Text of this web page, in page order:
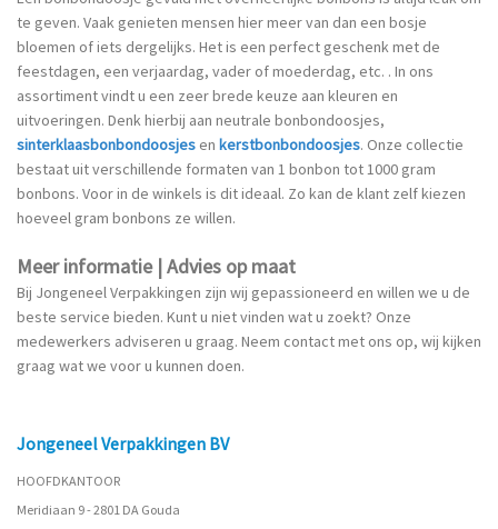
te geven. Vaak genieten mensen hier meer van dan een bosje
bloemen of iets dergelijks. Het is een perfect geschenk met de
feestdagen, een verjaardag, vader of moederdag, etc. . In ons
assortiment vindt u een zeer brede keuze aan kleuren en
uitvoeringen. Denk hierbij aan neutrale bonbondoosjes,
sinterklaasbonbondoosjes en kerstbonbondoosjes. Onze collectie
bestaat uit verschillende formaten van 1 bonbon tot 1000 gram
bonbons. Voor in de winkels is dit ideaal. Zo kan de klant zelf kiezen
hoeveel gram bonbons ze willen.
Meer informatie | Advies op maat
Bij Jongeneel Verpakkingen zijn wij gepassioneerd en willen we u de
beste service bieden. Kunt u niet vinden wat u zoekt? Onze
medewerkers adviseren u graag. Neem contact met ons op, wij kijken
graag wat we voor u kunnen doen.
Jongeneel Verpakkingen BV
HOOFDKANTOOR
Meridiaan 9 - 2801 DA Gouda